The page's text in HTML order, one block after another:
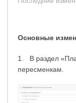
Основные
1. В раздел
пересменкам.